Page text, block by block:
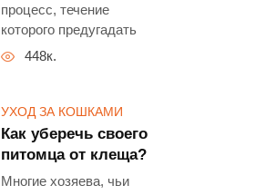
процесс, течение
которого предугадать
448к.
УХОД ЗА КОШКАМИ
Как уберечь своего
питомца от клеща?
Многие хозяева, чьи